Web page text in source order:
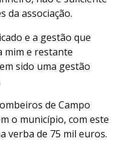
da associação.
e a gestão que
mim e restante
sido uma gestão
de Campo
o município, com este
verba de 75 mil euros.